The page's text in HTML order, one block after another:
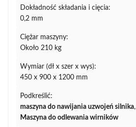
Dokładność składania i cięcia:
0,2 mm
Ciężar maszyny:
Około 210 kg
Wymiar (dł x szer x wys):
450 x 900 x 1200 mm
Podkreślić:
maszyna do nawijania uzwojeń silnika,
Maszyna do odlewania wirników